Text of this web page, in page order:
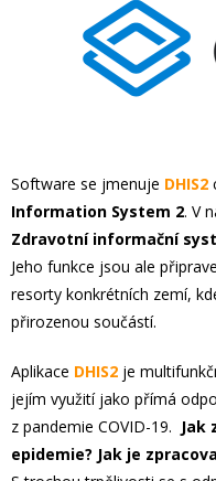
Software se jmenuje DHIS2
Information System 2. V
Zdravotní informační
Jeho funkce jsou ale
resorty konkrétních zemí,
přirozenou součástí.
Aplikace DHIS2 je
jejím využití jako přímá
z pandemie COVID-19. Jak
epidemie? Jak je